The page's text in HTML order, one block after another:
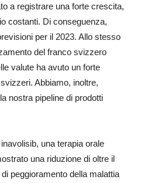
a registrare una forte crescita,
costanti. Di conseguenza,
per il 2023. Allo stesso
del franco svizzero
valute ha avuto un forte
Abbiamo, inoltre,
nostra pipeline di prodotti
una terapia orale
una riduzione di oltre il
peggioramento della malattia